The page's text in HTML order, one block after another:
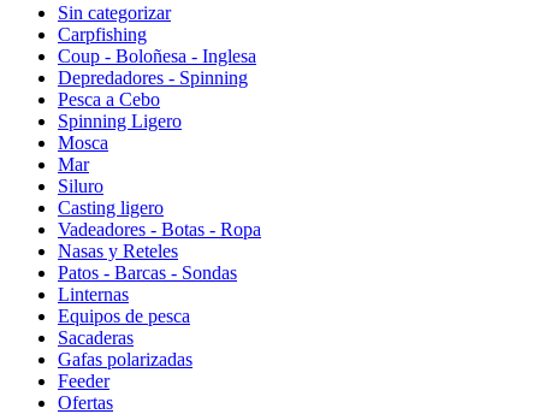
Sin categorizar
Carpfishing
Coup - Boloñesa - Inglesa
Depredadores - Spinning
Pesca a Cebo
Spinning Ligero
Mosca
Mar
Siluro
Casting ligero
Vadeadores - Botas - Ropa
Nasas y Reteles
Patos - Barcas - Sondas
Linternas
Equipos de pesca
Sacaderas
Gafas polarizadas
Feeder
Ofertas